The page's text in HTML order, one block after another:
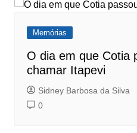
Memórias
O dia em que Cotia
chamar Itapevi
Sidney Barbosa da Silva
0